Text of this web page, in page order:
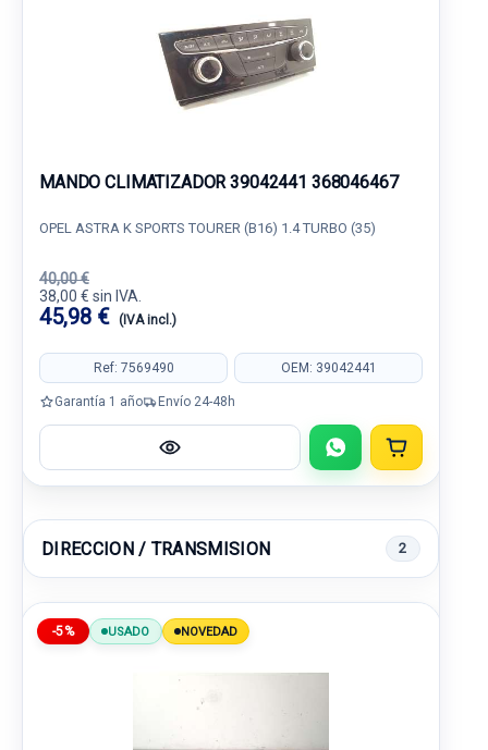
MANDO CLIMATIZADOR 39042441 368046467
OPEL ASTRA K SPORTS TOURER (B16) 1.4 TURBO (35)
40,00 €
38,00 € sin IVA.
45,98 € (IVA incl.)
Ref: 7569490 OEM: 39042441
Garantía 1 año Envío 24-48h
DIRECCION / TRANSMISION 2
-5% USADO NOVEDAD